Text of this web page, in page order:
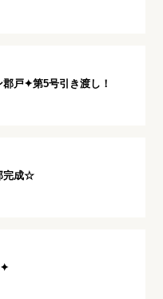
戸✦第5号引き渡し！
完成☆
✦